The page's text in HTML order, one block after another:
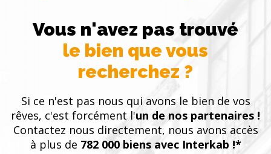
Vous n'avez pas trouvé
le bien que vous
recherchez ?
Si ce n'est pas nous qui avons le bien de vos
rêves, c'est forcément l'un de nos partenaires !
Contactez nous directement, nous avons accès
à plus de 782 000 biens avec Interkab !*